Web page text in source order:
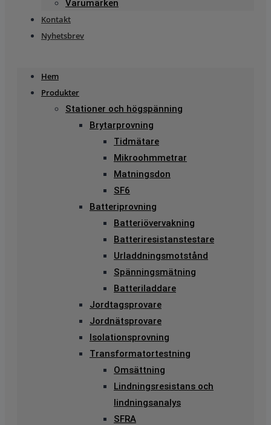
Varumärken
Kontakt
Nyhetsbrev
Hem
Produkter
Stationer och högspänning
Brytarprovning
Tidmätare
Mikroohmmetrar
Matningsdon
SF6
Batteriprovning
Batteriövervakning
Batteriresistanstestare
Urladdningsmotstånd
Spänningsmätning
Batteriladdare
Jordtagsprovare
Jordnätsprovare
Isolationsprovning
Transformatortestning
Omsättning
Lindningsresistans och
lindningsanalys
SFRA